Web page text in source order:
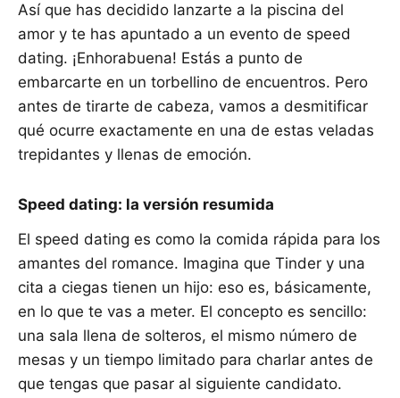
Así que has decidido lanzarte a la piscina del
amor y te has apuntado a un evento de speed
dating. ¡Enhorabuena! Estás a punto de
embarcarte en un torbellino de encuentros. Pero
antes de tirarte de cabeza, vamos a desmitificar
qué ocurre exactamente en una de estas veladas
trepidantes y llenas de emoción.
Speed dating: la versión resumida
El speed dating es como la comida rápida para los
amantes del romance. Imagina que Tinder y una
cita a ciegas tienen un hijo: eso es, básicamente,
en lo que te vas a meter. El concepto es sencillo:
una sala llena de solteros, el mismo número de
mesas y un tiempo limitado para charlar antes de
que tengas que pasar al siguiente candidato.